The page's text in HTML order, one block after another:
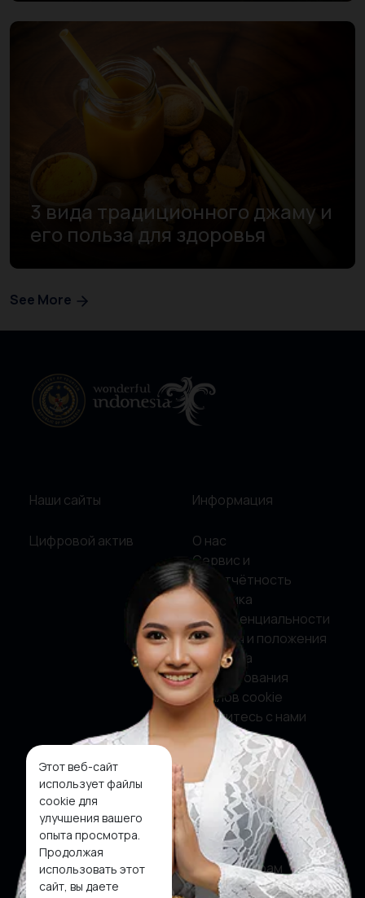
Этот веб-сайт
использует файлы
cookie для
улучшения вашего
опыта просмотра.
Продолжая
использовать этот
сайт, вы даете
3 вида традиционного джаму и
его польза для здоровья
See More
Наши сайты
Цифровой актив
Информация
О нас
Сервис и
подотчётность
Политика
конфиденциальности
Условия и положения
Политика
использования
файлов cookie
Свяжитесь с нами
Социальные сети
Фейсбук
Твиттер
Инстаграм